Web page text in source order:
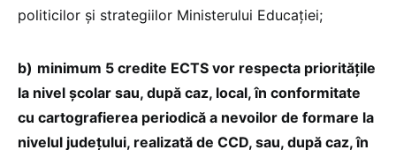
politicilor și strategiilor Ministerului Educației;
b) minimum 5 credite ECTS vor respecta prioritățile
la nivel școlar sau, după caz, local, în conformitate
cu cartografierea periodică a nevoilor de formare la
nivelul județului, realizată de CCD, sau, după caz, în